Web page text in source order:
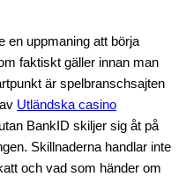
en uppmaning att börja
faktiskt gäller innan man
är spelbranschsajten
Utländska casino
BankID skiljer sig åt på
Skillnaderna handlar inte
och vad som händer om